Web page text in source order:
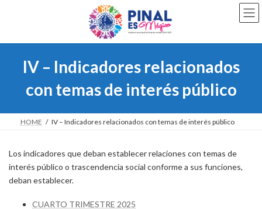
IV – Indicadores relacionados
con temas de interés público
HOME IV – Indicadores relacionados con temas de interés público
Los indicadores que deban establecer relaciones con temas de
interés público o trascendencia social conforme a sus funciones,
deban establecer.
CUARTO TRIMESTRE 2025